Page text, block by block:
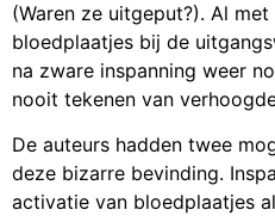
(Waren ze uitgeput?). Al
bloedplaatjes bij de
na zware inspanning weer
nooit tekenen van
De auteurs hadden twee
deze bizarre bevinding.
activatie van bloedplaatjes